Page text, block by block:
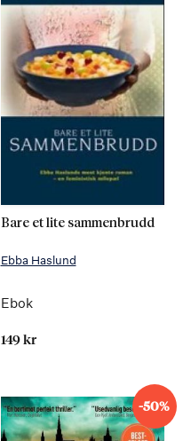
Bare et lite sammenbrudd
Ebba Haslund
Ebok
149 kr
-50%